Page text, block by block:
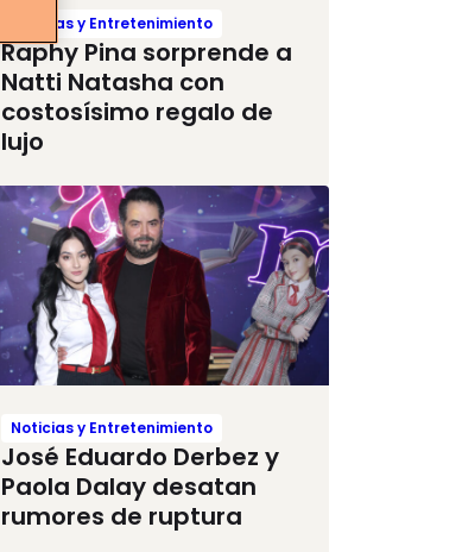
Noticias y Entretenimiento
Raphy Pina sorprende a
Natti Natasha con
costosísimo regalo de
lujo
Noticias y Entretenimiento
José Eduardo Derbez y
Paola Dalay desatan
rumores de ruptura